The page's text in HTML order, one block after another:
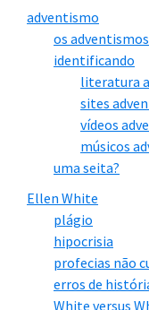
adventismo
os adventismos
identificando
literatura
sites
vídeos
músicos
uma seita?
Ellen White
plágio
hipocrisia
profecias não
erros de
White versus